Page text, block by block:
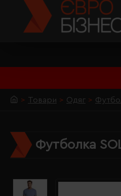
Товари Одяг
Футболка